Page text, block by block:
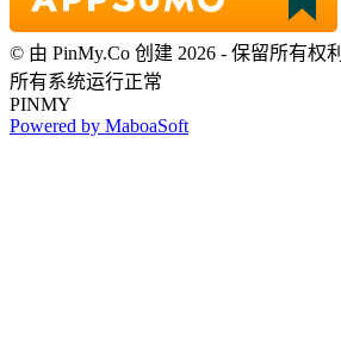
© 由 PinMy.Co 创建 2026 - 保留所有权利
所有系统运行正常
PINMY
Powered by MaboaSoft